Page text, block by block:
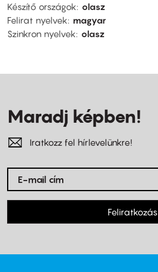
Készítő országok
olasz
Felirat nyelvek
magyar
Szinkron nyelvek
olasz
Maradj képben!
Iratkozz fel hírlevelünkre!
Feliratkozás